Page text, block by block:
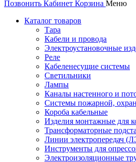
Позвонить Кабинет Корзина Меню
Каталог товаров
Тара
Кабели и провода
Электроустановочные
Реле
Кабеленесущие системы
Светильники
Лампы
Каналы настенного и
Системы пожарной,
Короба кабельные
Изделия монтажные для
Трансформаторные
Линии электропередач
Инструменты для
Электроизоляционные